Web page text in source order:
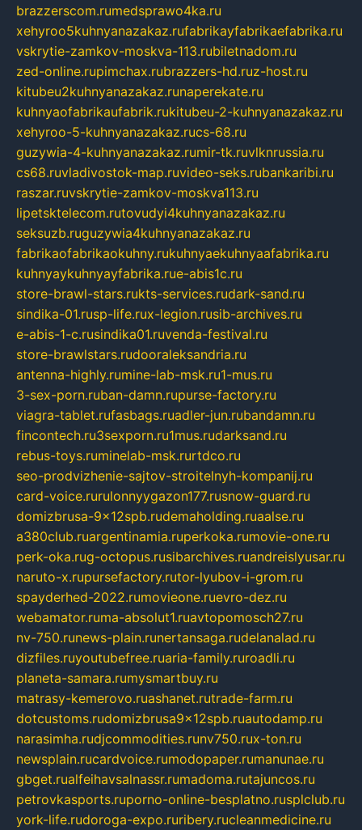
brazzerscom.rumedsprawo4ka.ru
xehyroo5kuhnyanazakaz.rufabrikayfabrikaefabrika.ru
vskrytie-zamkov-moskva-113.rubiletnadom.ru
zed-online.rupimchax.rubrazzers-hd.ruz-host.ru
kitubeu2kuhnyanazakaz.runaperekate.ru
kuhnyaofabrikaufabrik.rukitubeu-2-kuhnyanazakaz.ru
xehyroo-5-kuhnyanazakaz.rucs-68.ru
guzywia-4-kuhnyanazakaz.rumir-tk.ruvlknrussia.ru
cs68.ruvladivostok-map.ruvideo-seks.rubankaribi.ru
raszar.ruvskrytie-zamkov-moskva113.ru
lipetsktelecom.rutovudyi4kuhnyanazakaz.ru
seksuzb.ruguzywia4kuhnyanazakaz.ru
fabrikaofabrikaokuhny.rukuhnyaekuhnyaafabrika.ru
kuhnyaykuhnyayfabrika.rue-abis1c.ru
store-brawl-stars.rukts-services.rudark-sand.ru
sindika-01.rusp-life.rux-legion.rusib-archives.ru
e-abis-1-c.rusindika01.ruvenda-festival.ru
store-brawlstars.rudooraleksandria.ru
antenna-highly.rumine-lab-msk.ru1-mus.ru
3-sex-porn.ruban-damn.rupurse-factory.ru
viagra-tablet.rufasbags.ruadler-jun.rubandamn.ru
fincontech.ru3sexporn.ru1mus.rudarksand.ru
rebus-toys.ruminelab-msk.rurtdco.ru
seo-prodvizhenie-sajtov-stroitelnyh-kompanij.ru
card-voice.rurulonnyygazon177.rusnow-guard.ru
domizbrusa-9x12spb.rudemaholding.ruaalse.ru
a380club.ruargentinamia.ruperkoka.rumovie-one.ru
perk-oka.rug-octopus.rusibarchives.ruandreislyusar.ru
naruto-x.rupursefactory.rutor-lyubov-i-grom.ru
spayderhed-2022.rumovieone.ruevro-dez.ru
webamator.ruma-absolut1.ruavtopomosch27.ru
nv-750.runews-plain.runertansaga.rudelanalad.ru
dizfiles.ruyoutubefree.ruaria-family.ruroadli.ru
planeta-samara.rumysmartbuy.ru
matrasy-kemerovo.ruashanet.rutrade-farm.ru
dotcustoms.rudomizbrusa9x12spb.ruautodamp.ru
narasimha.rudjcommodities.runv750.rux-ton.ru
newsplain.rucardvoice.rumodopaper.rumanunae.ru
gbget.rualfeihavsalnassr.rumadoma.rutajuncos.ru
petrovkasports.ruporno-online-besplatno.rusplclub.ru
york-life.rudoroga-expo.ruribery.rucleanmedicine.ru